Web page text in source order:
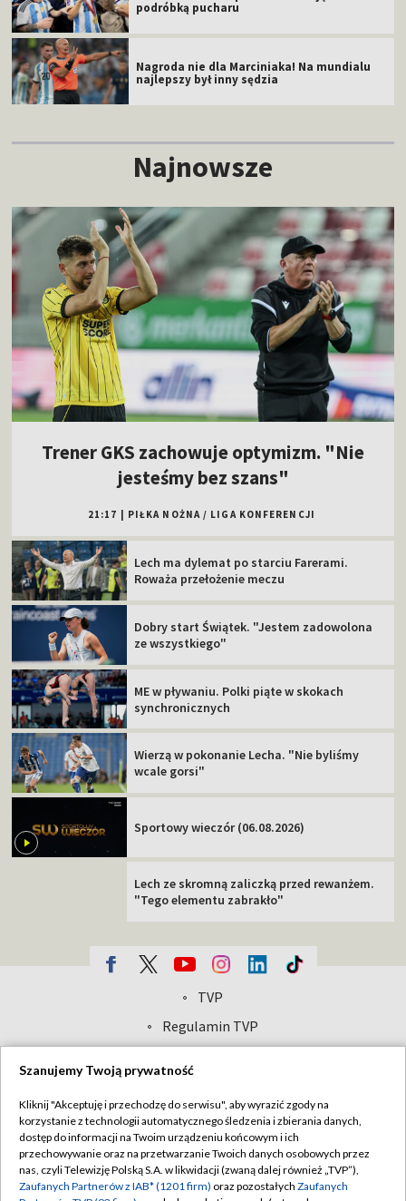
podróbką pucharu
Nagroda nie dla Marciniaka! Na mundialu
najlepszy był inny sędzia
Najnowsze
Trener GKS zachowuje optymizm. "Nie
jesteśmy bez szans"
21:17 PIŁKA NOŻNA / LIGA KONFERENCJI
Lech ma dylemat po starciu Farerami.
Roważa przełożenie meczu
Dobry start Świątek. "Jestem zadowolona
ze wszystkiego"
ME w pływaniu. Polki piąte w skokach
synchronicznych
Wierzą w pokonanie Lecha. "Nie byliśmy
wcale gorsi"
Sportowy wieczór (06.08.2026)
Lech ze skromną zaliczką przed rewanżem.
"Tego elementu zabrakło"
TVP
Abonament TVP
Oferta Handlowa
Telegazeta ogłoszenia
Emisja w TVP
Regulamin TVP
Biuro reklamy
Kontakt
Szanujemy Twoją prywatność
Kliknij "Akceptuję i przechodzę do serwisu", aby wyrazić zgody na
korzystanie z technologii automatycznego śledzenia i zbierania danych,
dostęp do informacji na Twoim urządzeniu końcowym i ich
przechowywanie oraz na przetwarzanie Twoich danych osobowych przez
nas, czyli Telewizję Polską S.A. w likwidacji (zwaną dalej również „TVP”),
Zaufanych Partnerów z IAB* (1201 firm) oraz pozostałych Zaufanych